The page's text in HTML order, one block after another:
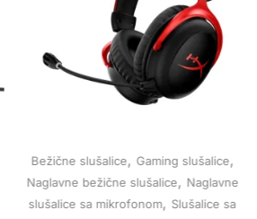
Bežične slušalice, Gaming slušalice,
Naglavne bežične slušalice, Naglavne
slušalice sa mikrofonom,Slušalice sa